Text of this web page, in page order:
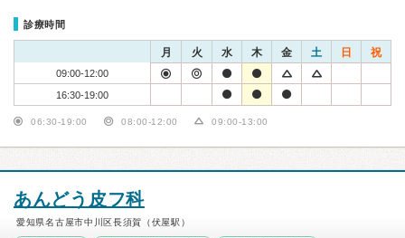
診療時間
月 火 水 木 金 土 日 祝
09:00-12:00
16:30-19:00
06:30-19:00 08:00-12:00 09:00-13:00
あんどう皮フ科
愛知県名古屋市中川区長須賀（伏屋駅）